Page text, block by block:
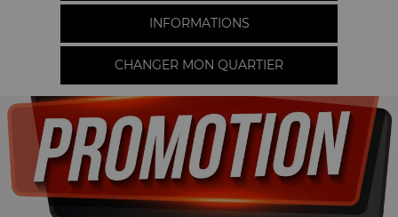
INFORMATIONS
CHANGER MON QUARTIER